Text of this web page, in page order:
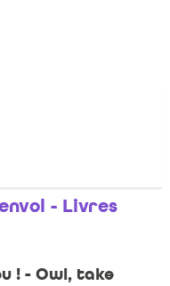
- Livres
! - Owl, take